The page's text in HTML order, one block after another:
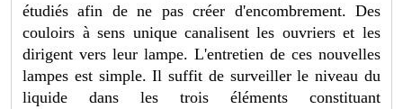
étudiés afin de ne pas créer d'encombrement. Des
couloirs à sens unique canalisent les ouvriers et les
dirigent vers leur lampe. L'entretien de ces nouvelles
lampes est simple. Il suffit de surveiller le niveau du
liquide dans les trois éléments constituant